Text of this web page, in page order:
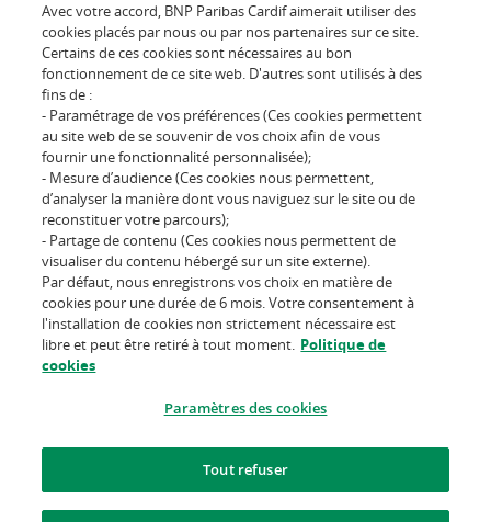
Téléphone:02 528 00 03
be.customer@cardif.be
Suivez-nous sur
change
Conditions d'utilisation du site
Politique des cookies
Informations juridiques
Protection des données
Avec votre accord, BNP Paribas Cardif aimerait utiliser des
cookies placés par nous ou par nos partenaires sur ce site.
Certains de ces cookies sont nécessaires au bon
fonctionnement de ce site web. D'autres sont utilisés à des
fins de :
- Paramétrage de vos préférences (Ces cookies permettent
au site web de se souvenir de vos choix afin de vous
fournir une fonctionnalité personnalisée);
- Mesure d’audience (Ces cookies nous permettent,
d’analyser la manière dont vous naviguez sur le site ou de
reconstituer votre parcours);
- Partage de contenu (Ces cookies nous permettent de
visualiser du contenu hébergé sur un site externe).
Par défaut, nous enregistrons vos choix en matière de
cookies pour une durée de 6 mois. Votre consentement à
l'installation de cookies non strictement nécessaire est
libre et peut être retiré à tout moment. Politique de
cookies
Paramètres des cookies
Tout refuser